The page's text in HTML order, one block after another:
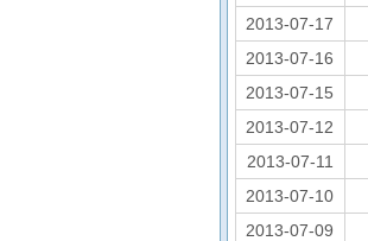
2013-07-17
2013-07-16
2013-07-15
2013-07-12
2013-07-11
2013-07-10
2013-07-09